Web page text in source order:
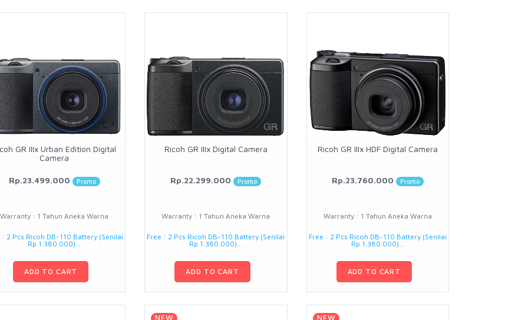
GR IIIx Urban Edition Digital
Camera
Rp.23.499.000 Promo
Warranty : 1 Tahun Aneka Warna
: 2 Pcs Ricoh DB-110 Battery (Senilai
Rp 1.380.000)...
ADD TO CART
Ricoh GR IIIx Digital Camera
Rp.22.299.000 Promo
Warranty : 1 Tahun Aneka Warna
Free : 2 Pcs Ricoh DB-110 Battery (Senilai
Rp 1.380.000)...
ADD TO CART
Ricoh GR IIIx HDF Digital Camera
Rp.23.760.000 Promo
Warranty : 1 Tahun Aneka Warna
Free : 2 Pcs Ricoh DB-110 Battery (Senilai
Rp 1.380.000)...
ADD TO CART
NEW NEW